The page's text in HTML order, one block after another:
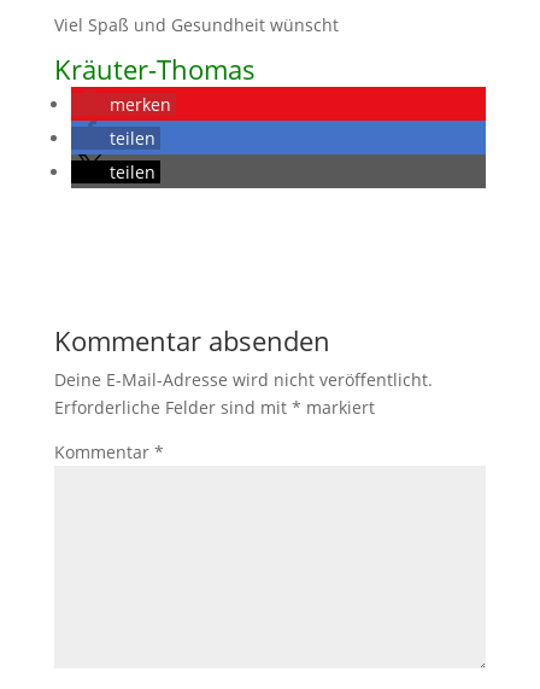
Viel Spaß und Gesundheit wünscht
Kräuter-Thomas
merken
teilen
teilen
Kommentar absenden
Deine E-Mail-Adresse wird nicht veröffentlicht.
Erforderliche Felder sind mit * markiert
Kommentar *